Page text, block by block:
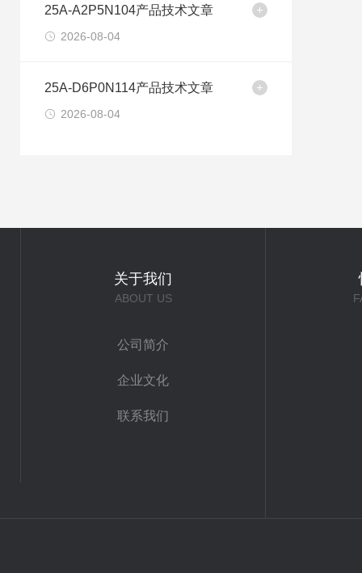
25A-A2P5N104产品技术文章
2026-08-04
25A-D6P0N114产品技术文章
2026-08-04
关于我们
ABOUT US
公司简介
企业文化
联系我们